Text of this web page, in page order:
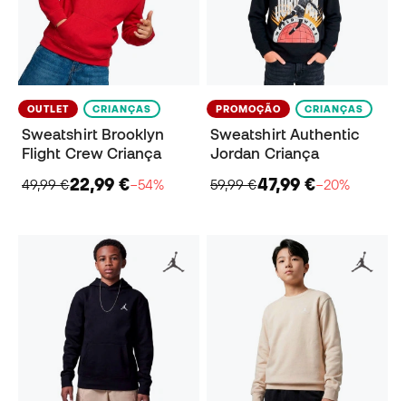
OUTLET CRIANÇAS
Sweatshirt Brooklyn
Flight Crew Criança
49,99 €22,99 €−54%
PROMOÇÃO CRIANÇAS
Sweatshirt Authentic
Jordan Criança
59,99 €47,99 €−20%